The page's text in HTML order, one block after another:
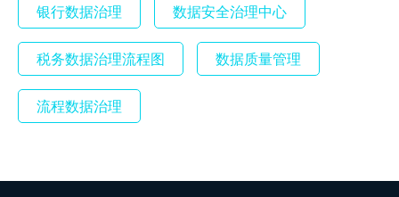
银行数据治理 数据安全治理中心
税务数据治理流程图 数据质量管理
流程数据治理